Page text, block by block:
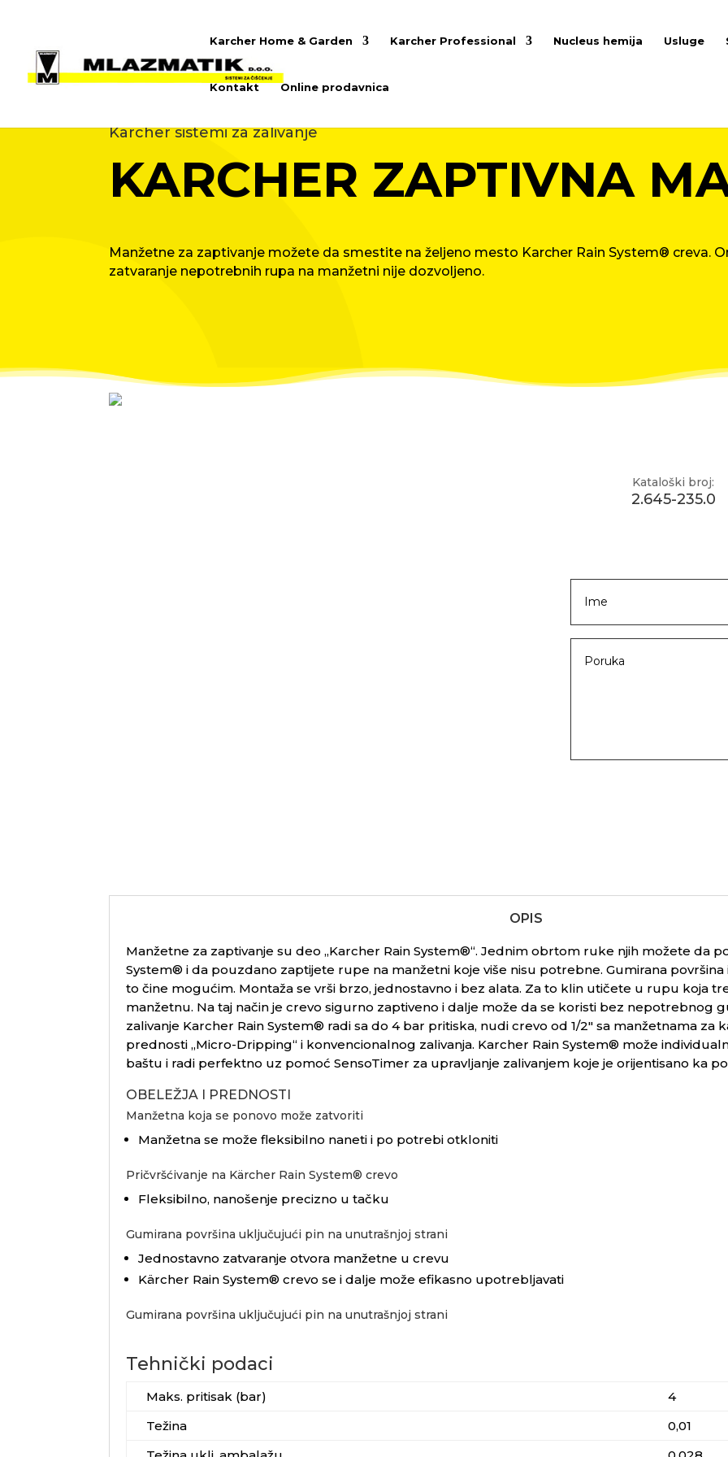
Karcher Home & Garden Karcher Professional Nucleus hemija Usluge
Kontakt Online prodavnica
Karcher sistemi za zalivanje
KARCHER ZAPTIVNA
Manžetne za zaptivanje možete da smestite na željeno mesto Karcher Rain System® creva.
zatvaranje nepotrebnih rupa na manžetni nije dozvoljeno.
Kataloški broj:
2.645-235.0
OPIS
Manžetne za zaptivanje su deo „Karcher Rain System®“. Jednim obrtom ruke njih možete da
System® i da pouzdano zaptijete rupe na manžetni koje više nisu potrebne. Gumirana
to čine mogućim. Montaža se vrši brzo, jednostavno i bez alata. Za to klin utičete u rupu koja
manžetnu. Na taj način je crevo sigurno zaptiveno i dalje može da se koristi bez nepotrebnog
zalivanje Karcher Rain System® radi sa do 4 bar pritiska, nudi crevo od 1/2″ sa manžetnama za
prednosti „Micro-Dripping“ i konvencionalnog zalivanja. Karcher Rain System® može
baštu i radi perfektno uz pomoć SensoTimer za upravljanje zalivanjem koje je orijentisano ka
OBELEŽJA I PREDNOSTI
Manžetna koja se ponovo može zatvoriti
Manžetna se može fleksibilno naneti i po potrebi otkloniti
Pričvršćivanje na Kärcher Rain System® crevo
Fleksibilno, nanošenje precizno u tačku
Gumirana površina uključujući pin na unutrašnjoj strani
Jednostavno zatvaranje otvora manžetne u crevu
Kärcher Rain System® crevo se i dalje može efikasno upotrebljavati
Gumirana površina uključujući pin na unutrašnjoj strani
Tehnički podaci
Maks. pritisak (bar)
4
Težina
0,01